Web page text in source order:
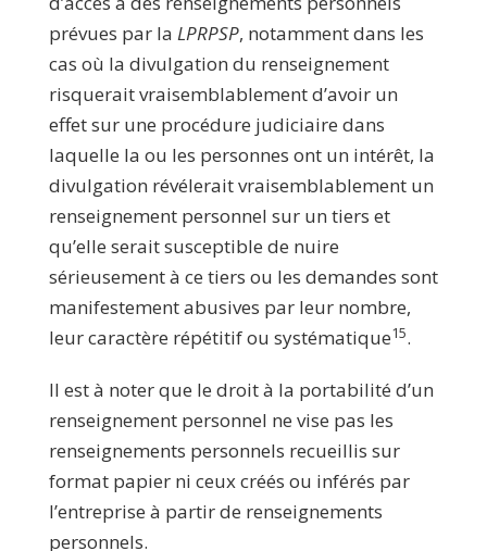
prévues par la LPRPSP, notamment dans les
cas où la divulgation du renseignement
risquerait vraisemblablement d’avoir un
effet sur une procédure judiciaire dans
laquelle la ou les personnes ont un intérêt, la
divulgation révélerait vraisemblablement un
renseignement personnel sur un tiers et
qu’elle serait susceptible de nuire
sérieusement à ce tiers ou les demandes sont
manifestement abusives par leur nombre,
leur caractère répétitif ou systématique15.
Il est à noter que le droit à la portabilité d’un
renseignement personnel ne vise pas les
renseignements personnels recueillis sur
format papier ni ceux créés ou inférés par
l’entreprise à partir de renseignements
personnels.